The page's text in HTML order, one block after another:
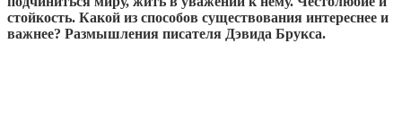
стойкость. Какой из способов существования интереснее и
важнее? Размышления писателя Дэвида Брукса.